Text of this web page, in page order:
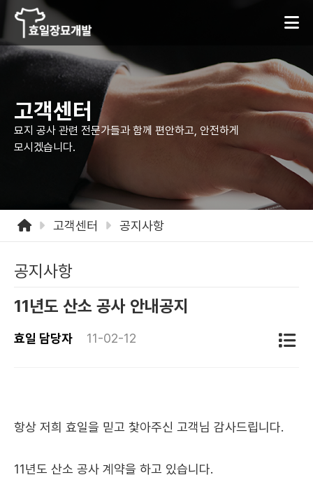
고객센터
묘지 공사 관련 전문가들과 함께 편안하고, 안전하게
모시겠습니다.
고객센터 공지사항
공지사항
11년도 산소 공사 안내공지
효일 담당자 11-02-12
항상 저희 효일을 믿고 찿아주신 고객님 감사드립니다.
11년도 산소 공사 계약을 하고 있습니다.